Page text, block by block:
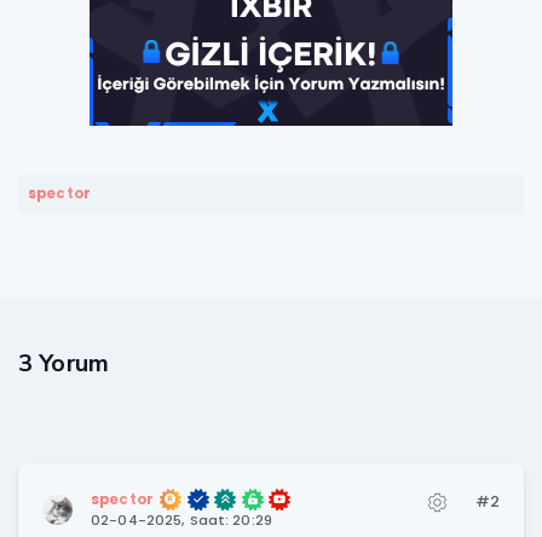
spector
3 Yorum
spector
02-04-2025, Saat: 20:29
#2